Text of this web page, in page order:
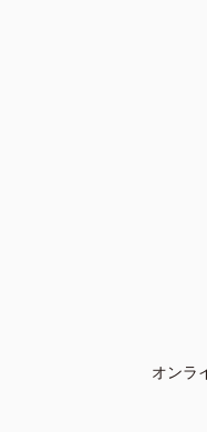
オンラ